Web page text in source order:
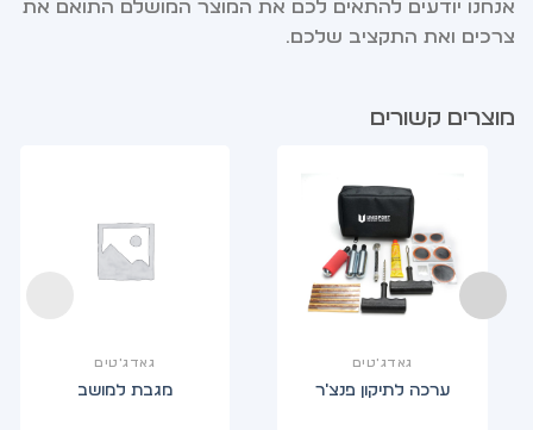
אנחנו יודעים להתאים לכם את המוצר המושלם התואם את
צרכים ואת התקציב שלכם.
מוצרים קשורים
גאדג'טים
מגבת למושב
גאדג'טים
ערכה לתיקון פנצ'ר